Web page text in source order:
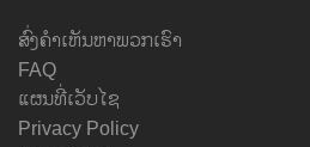
ສົ່ງຄຳເຫັນຫາພວກເຮົາ
FAQ
ແຜນທີ່ເວັບໄຊ
Privacy Policy